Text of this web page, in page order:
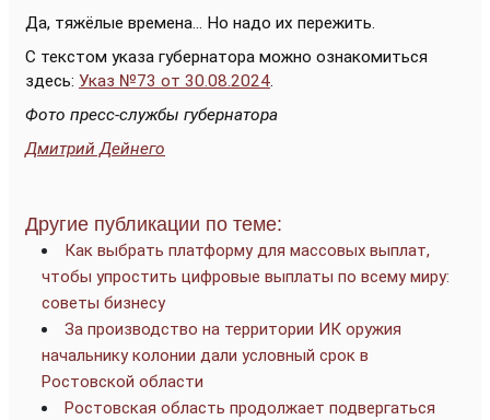
Да, тяжёлые времена... Но надо их пережить.
С текстом указа губернатора можно ознакомиться
здесь: Указ №73 от 30.08.2024.
Фото пресс-службы губернатора
Дмитрий Дейнего
Другие публикации по теме:
Как выбрать платформу для массовых выплат,
чтобы упростить цифровые выплаты по всему миру:
советы бизнесу
За производство на территории ИК оружия
начальнику колонии дали условный срок в
Ростовской области
Ростовская область продолжает подвергаться